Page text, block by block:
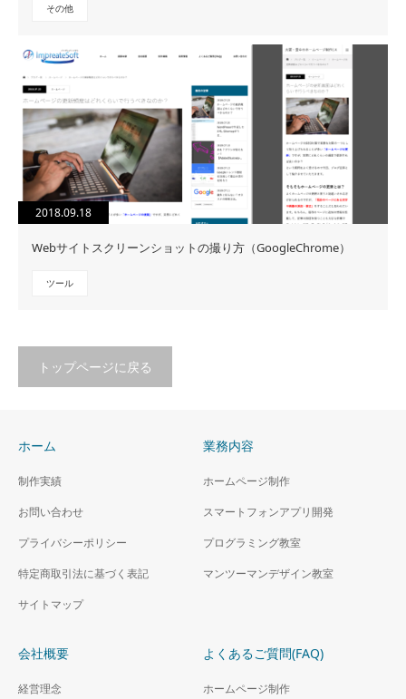
その他
2018.09.18
Webサイトスクリーンショットの撮り方（GoogleChrome）
ツール
トップページに戻る
ホーム
制作実績
お問い合わせ
プライバシーポリシー
特定商取引法に基づく表記
サイトマップ
業務内容
ホームページ制作
スマートフォンアプリ開発
プログラミング教室
マンツーマンデザイン教室
会社概要
経営理念
よくあるご質問(FAQ)
ホームページ制作